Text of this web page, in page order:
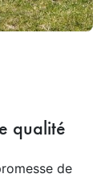
qualité
de